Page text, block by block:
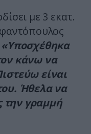
με 3 εκατ.
«Υποσχέθηκα
κάνω να
είναι
Ήθελα να
την γραμμή